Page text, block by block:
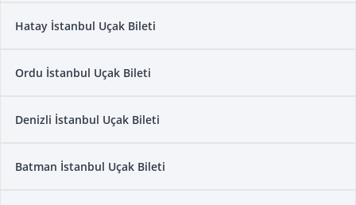
Hatay İstanbul Uçak Bileti
Ordu İstanbul Uçak Bileti
Denizli İstanbul Uçak Bileti
Batman İstanbul Uçak Bileti